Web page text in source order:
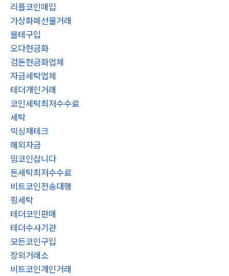
리플코인매입
가상화폐선물거래
블테구입
오다현금화
검돈현금화업체
자금세탁업체
테더개인거래
코인세탁최저수수료
세탁
믹싱재테크
해외자금
밈코인삽니다
돈세탁최저수수료
비트코인전송대행
핑세탁
테더코인판매
테더수사기관
모든코인구입
장외거래소
비트코인개인거래